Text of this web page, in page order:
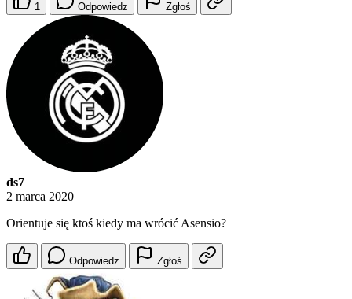
1 Odpowiedz Zgłoś
ds7
2 marca 2020
Orientuje się ktoś kiedy ma wrócić Asensio?
Odpowiedz Zgłoś